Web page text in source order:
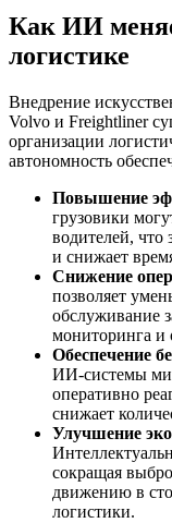
Как ИИ
логистике
Внедрение
Volvo и Freightliner
организации
автономность
Повышение
грузовики
водителей, что
и снижает
Снижение
позволяет
обслуживание
мониторинга и
Обеспечение
ИИ-системы
оперативно
снижает
Улучшение
сокращая
движению в
логистики.